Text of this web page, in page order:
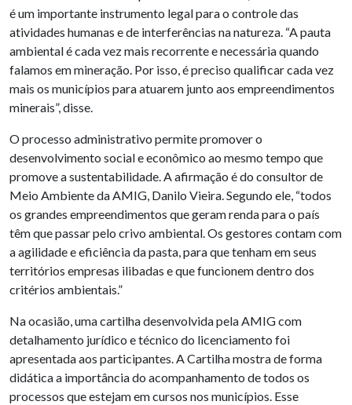
é um importante instrumento legal para o controle das
atividades humanas e de interferências na natureza. “A pauta
ambiental é cada vez mais recorrente e necessária quando
falamos em mineração. Por isso, é preciso qualificar cada vez
mais os municípios para atuarem junto aos empreendimentos
minerais”, disse.
O processo administrativo permite promover o
desenvolvimento social e econômico ao mesmo tempo que
promove a sustentabilidade. A afirmação é do consultor de
Meio Ambiente da AMIG, Danilo Vieira. Segundo ele, “todos
os grandes empreendimentos que geram renda para o país
têm que passar pelo crivo ambiental. Os gestores contam com
a agilidade e eficiência da pasta, para que tenham em seus
territórios empresas ilibadas e que funcionem dentro dos
critérios ambientais.”
Na ocasião, uma cartilha desenvolvida pela AMIG com
detalhamento jurídico e técnico do licenciamento foi
apresentada aos participantes. A Cartilha mostra de forma
didática a importância do acompanhamento de todos os
processos que estejam em cursos nos municípios. Esse